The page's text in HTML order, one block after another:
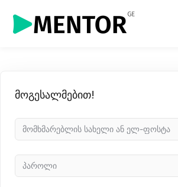
მოგესალმებით!
Sign in